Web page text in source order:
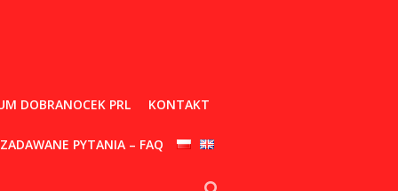
DOBRANOCEK PRL KONTAKT
PYTANIA – FAQ